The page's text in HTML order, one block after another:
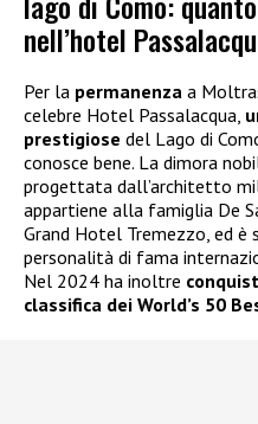
nell’hotel
Per la permanenza a
celebre Hotel Passalacqua,
prestigiose del Lago di
conosce bene. La dimora
progettata dall’architetto
appartiene alla famiglia De
Grand Hotel Tremezzo, ed
personalità di fama
Nel 2024 ha inoltre
classifica dei World’s 50